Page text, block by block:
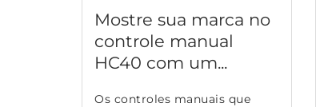
Mostre sua marca no
controle manual
HC40 com um...
Os controles manuais que